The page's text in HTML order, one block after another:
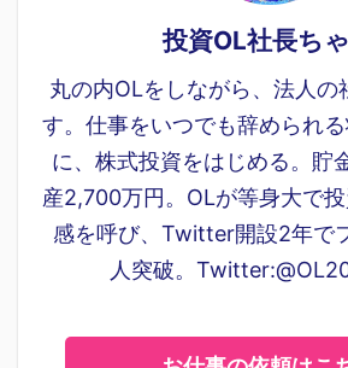
投資OL社長ち
丸の内OLをしながら、法人の
す。仕事をいつでも辞められ
に、株式投資をはじめる。貯
産2,700万円。OLが等身大で
感を呼び、Twitter開設2年で
人突破。